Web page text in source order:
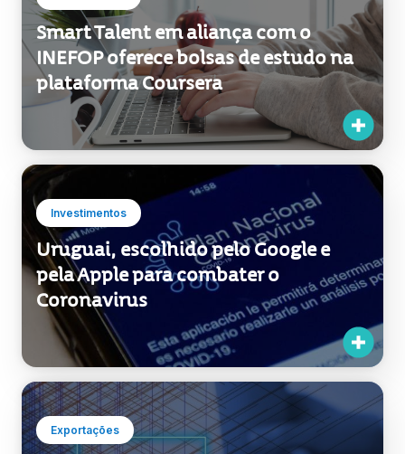
Smart Talent em aliança com o
INEFOP oferece bolsas de estudo na
plataforma Coursera
Investimentos
Uruguai, escolhido pelo Google e
pela Apple para combater o
Coronavirus
Exportações